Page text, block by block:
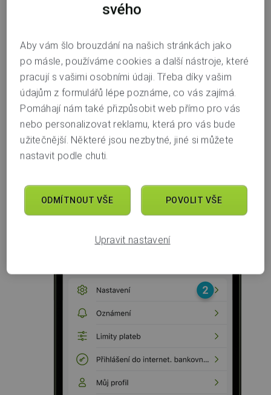
Dále v části Nastavení a bankaťukněte na
svého
Aby vám šlo brouzdání na našich stránkách jako
po másle, používáme cookies a další nástroje, které
pracují s vašimi osobními údaji. Třeba díky vašim
údajům z formulářů lépe poznáme, co vás zajímá.
Pomáhají nám také přizpůsobit web přímo pro vás
nebo personalizovat reklamu, která pro vás bude
užitečnější. Některé jsou nezbytné, jiné si můžete
nastavit podle chuti.
ODMÍTNOUT VŠE POVOLIT VŠE
Upravit nastavení